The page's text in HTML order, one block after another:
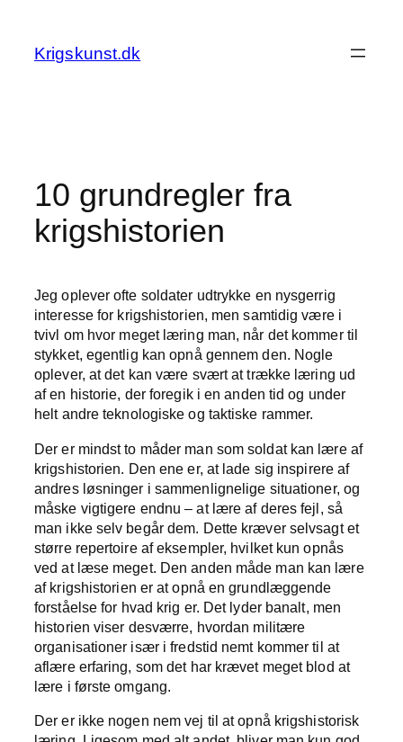
indhold
Krigskunst.dk
10 grundregler fra
krigshistorien
Jeg oplever ofte soldater udtrykke en nysgerrig
interesse for krigshistorien, men samtidig være i
tvivl om hvor meget læring man, når det kommer til
stykket, egentlig kan opnå gennem den. Nogle
oplever, at det kan være svært at trække læring ud
af en historie, der foregik i en anden tid og under
helt andre teknologiske og taktiske rammer.
Der er mindst to måder man som soldat kan lære af
krigshistorien. Den ene er, at lade sig inspirere af
andres løsninger i sammenlignelige situationer, og
måske vigtigere endnu – at lære af deres fejl, så
man ikke selv begår dem. Dette kræver selvsagt et
større repertoire af eksempler, hvilket kun opnås
ved at læse meget. Den anden måde man kan lære
af krigshistorien er at opnå en grundlæggende
forståelse for hvad krig er. Det lyder banalt, men
historien viser desværre, hvordan militære
organisationer især i fredstid nemt kommer til at
aflære erfaring, som det har krævet meget blod at
lære i første omgang.
Der er ikke nogen nem vej til at opnå krigshistorisk